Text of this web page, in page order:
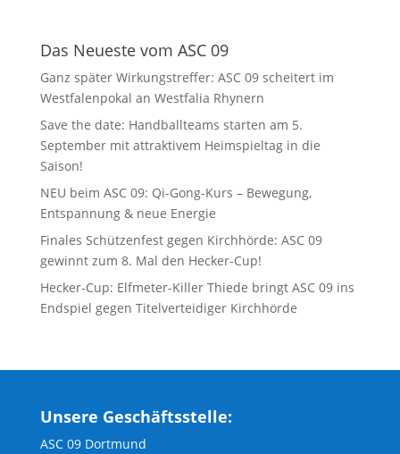
Das Neueste vom ASC 09
Ganz später Wirkungstreffer: ASC 09 scheitert im
Westfalenpokal an Westfalia Rhynern
Save the date: Handballteams starten am 5.
September mit attraktivem Heimspieltag in die
Saison!
NEU beim ASC 09: Qi-Gong-Kurs – Bewegung,
Entspannung & neue Energie
Finales Schützenfest gegen Kirchhörde: ASC 09
gewinnt zum 8. Mal den Hecker-Cup!
Hecker-Cup: Elfmeter-Killer Thiede bringt ASC 09 ins
Endspiel gegen Titelverteidiger Kirchhörde
Unsere Geschäftsstelle:
ASC 09 Dortmund